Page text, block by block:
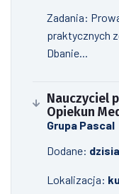
Zadania:
praktycznych
Dbanie...
Nauczyciel
Opiekun
Grupa Pascal
Dodane:
Lokalizacja: